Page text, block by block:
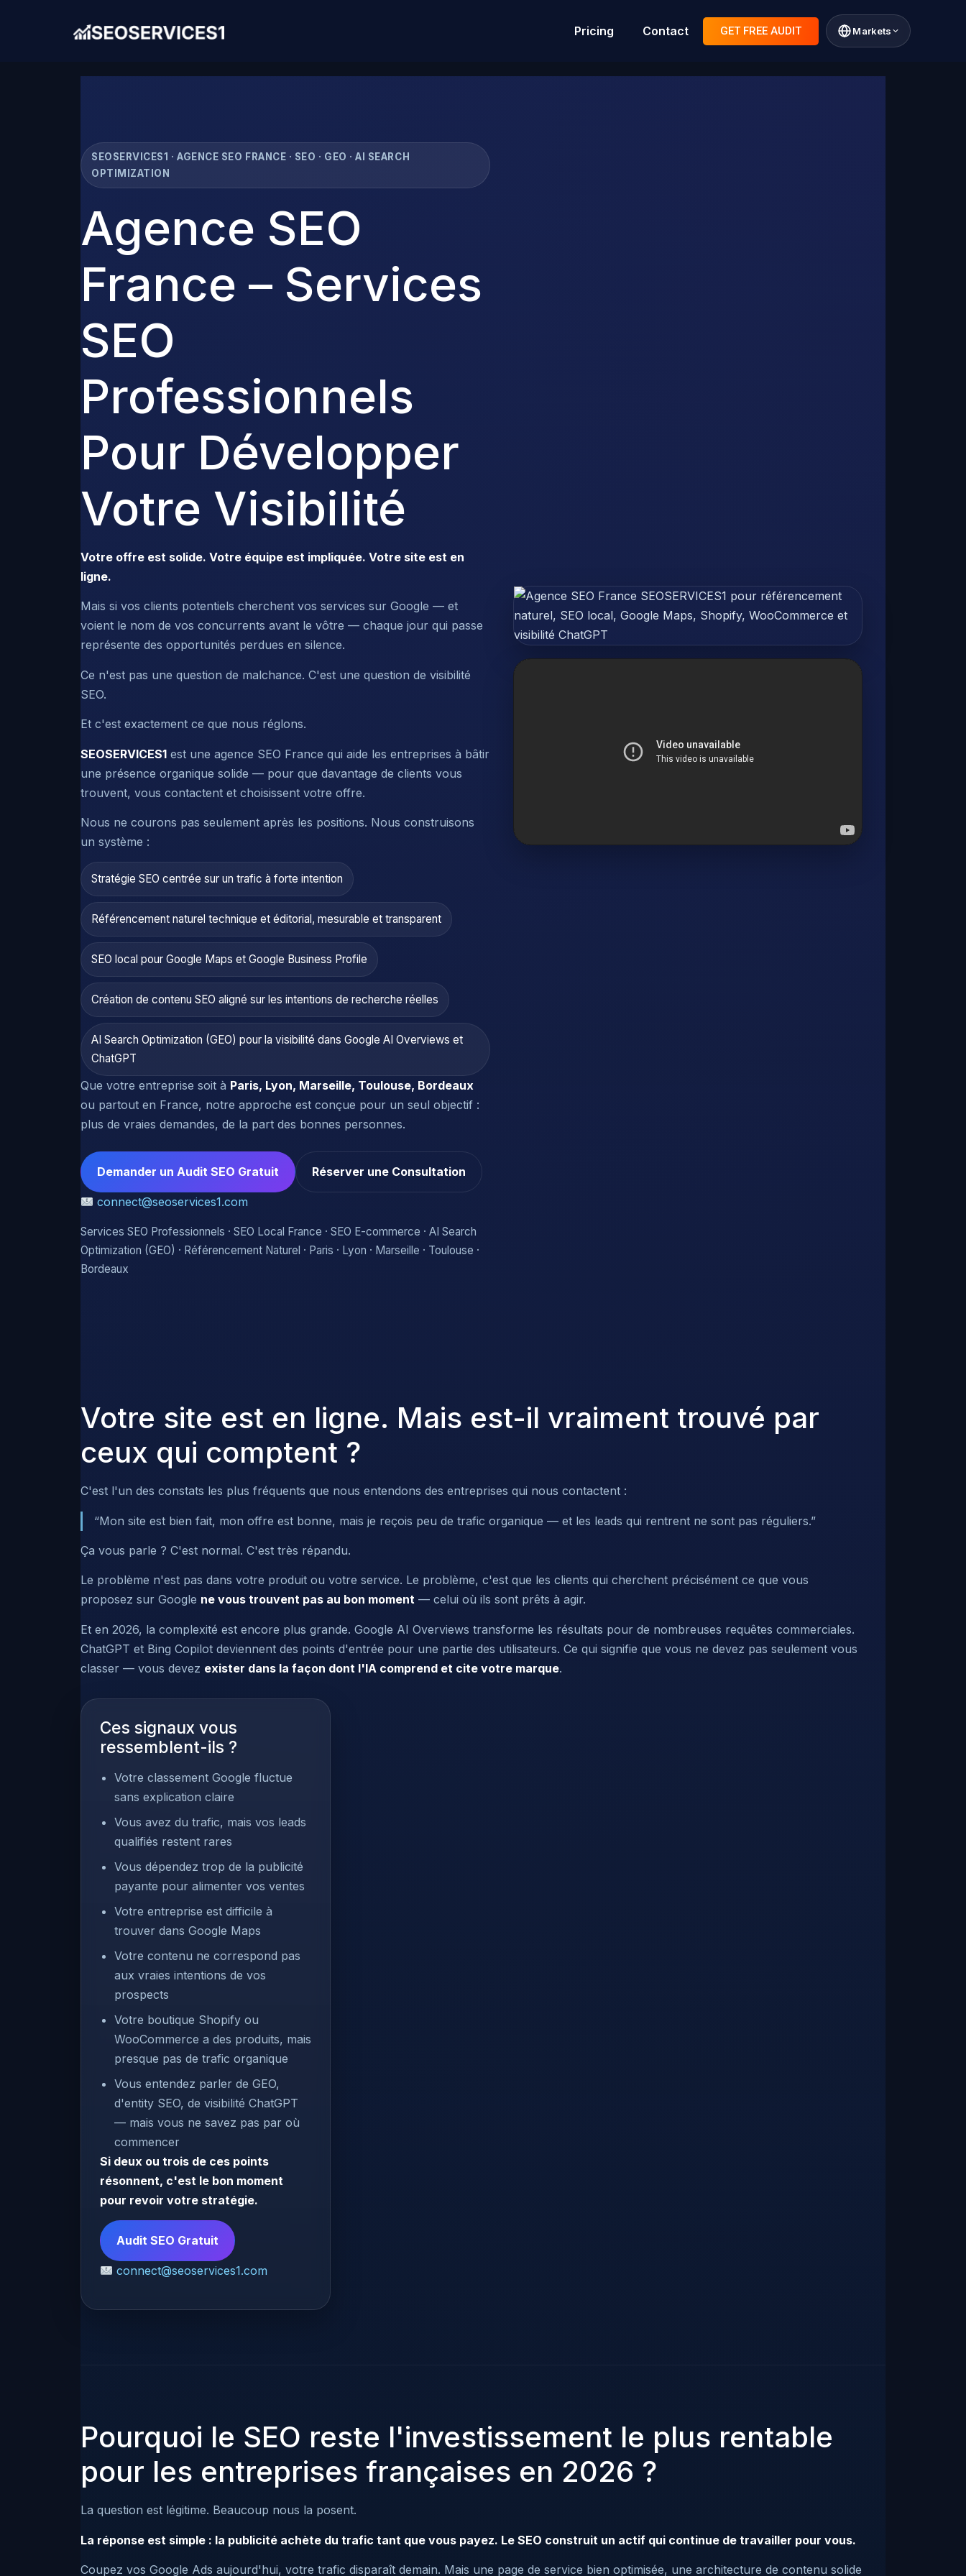
Pricing Contact GET FREE AUDIT Markets
SEOSERVICES1 · AGENCE SEO FRANCE · SEO · GEO · AI SEARCH
OPTIMIZATION
Agence SEO
France – Services
SEO
Professionnels
Pour Développer
Votre Visibilité
Votre offre est solide. Votre équipe est impliquée. Votre site est en
ligne.
Mais si vos clients potentiels cherchent vos services sur Google — et
voient le nom de vos concurrents avant le vôtre — chaque jour qui passe
représente des opportunités perdues en silence.
Ce n'est pas une question de malchance. C'est une question de visibilité
SEO.
Et c'est exactement ce que nous réglons.
SEOSERVICES1 est une agence SEO France qui aide les entreprises à bâtir
une présence organique solide — pour que davantage de clients vous
trouvent, vous contactent et choisissent votre offre.
Nous ne courons pas seulement après les positions. Nous construisons
un système :
Stratégie SEO centrée sur un trafic à forte intention
Référencement naturel technique et éditorial, mesurable et transparent
SEO local pour Google Maps et Google Business Profile
Création de contenu SEO aligné sur les intentions de recherche réelles
AI Search Optimization (GEO) pour la visibilité dans Google AI Overviews et
ChatGPT
Que votre entreprise soit à Paris, Lyon, Marseille, Toulouse, Bordeaux
ou partout en France, notre approche est conçue pour un seul objectif :
plus de vraies demandes, de la part des bonnes personnes.
Demander un Audit SEO Gratuit Réserver une Consultation
connect@seoservices1.com
Services SEO Professionnels · SEO Local France · SEO E-commerce · AI Search
Optimization (GEO) · Référencement Naturel · Paris · Lyon · Marseille · Toulouse ·
Bordeaux
Votre site est en ligne. Mais est-il vraiment trouvé par
ceux qui comptent ?
C'est l'un des constats les plus fréquents que nous entendons des entreprises qui nous contactent :
“Mon site est bien fait, mon offre est bonne, mais je reçois peu de trafic organique — et les leads qui rentrent ne sont pas réguliers.”
Ça vous parle ? C'est normal. C'est très répandu.
Le problème n'est pas dans votre produit ou votre service. Le problème, c'est que les clients qui cherchent précisément ce que vous
proposez sur Google ne vous trouvent pas au bon moment — celui où ils sont prêts à agir.
Et en 2026, la complexité est encore plus grande. Google AI Overviews transforme les résultats pour de nombreuses requêtes commerciales.
ChatGPT et Bing Copilot deviennent des points d'entrée pour une partie des utilisateurs. Ce qui signifie que vous ne devez pas seulement vous
classer — vous devez exister dans la façon dont l'IA comprend et cite votre marque.
Ces signaux vous
ressemblent-ils ?
Votre classement Google fluctue
sans explication claire
Vous avez du trafic, mais vos leads
qualifiés restent rares
Vous dépendez trop de la publicité
payante pour alimenter vos ventes
Votre entreprise est difficile à
trouver dans Google Maps
Votre contenu ne correspond pas
aux vraies intentions de vos
prospects
Votre boutique Shopify ou
WooCommerce a des produits, mais
presque pas de trafic organique
Vous entendez parler de GEO,
d'entity SEO, de visibilité ChatGPT
— mais vous ne savez pas par où
commencer
Si deux ou trois de ces points
résonnent, c'est le bon moment
pour revoir votre stratégie.
Audit SEO Gratuit
connect@seoservices1.com
Pourquoi le SEO reste l'investissement le plus rentable
pour les entreprises françaises en 2026 ?
La question est légitime. Beaucoup nous la posent.
La réponse est simple : la publicité achète du trafic tant que vous payez. Le SEO construit un actif qui continue de travailler pour vous.
Coupez vos Google Ads aujourd'hui, votre trafic disparaît demain. Mais une page de service bien optimisée, une architecture de contenu solide